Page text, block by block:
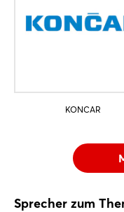
KONCAR
Sprecher zum